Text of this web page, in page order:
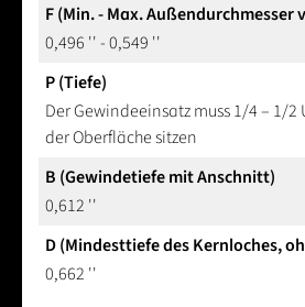
F (Min. - Max. Außendurchmesser
0,496 '' - 0,549 ''
P (Tiefe)
Der Gewindeeinsatz muss 1/4 – 1/
der Oberfläche sitzen
B (Gewindetiefe mit Anschnitt)
0,612 ''
D (Mindesttiefe des Kernloches,
0,662 ''